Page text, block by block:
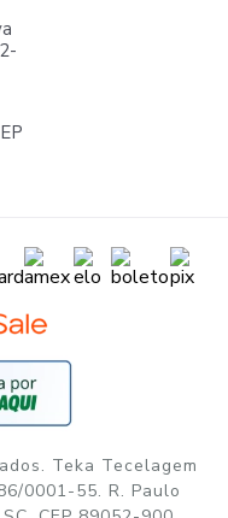
Teka Tecelagem
0001-55. R. Paulo